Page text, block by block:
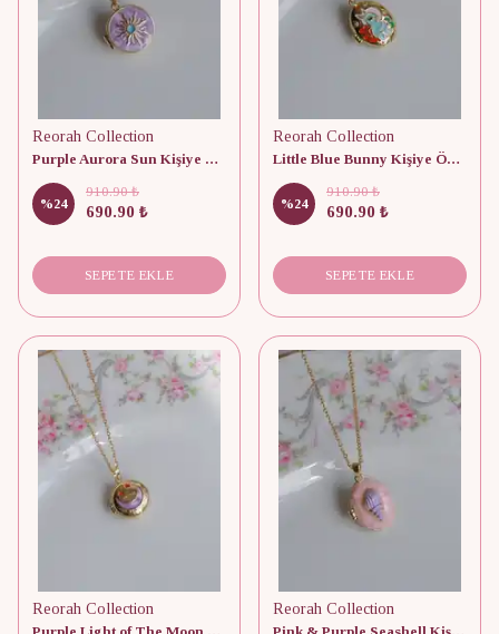
Reorah Collection
Purple Aurora Sun Kişiye Özel Fotoğraflı Kapaklı Kolye
%24
910.90 ₺
690.90 ₺
SEPETE EKLE
Reorah Collection
Little Blue Bunny Kişiye Özel Fotoğraflı Kapaklı Kolye
%24
910.90 ₺
690.90 ₺
SEPETE EKLE
Reorah Collection
Reorah Collection